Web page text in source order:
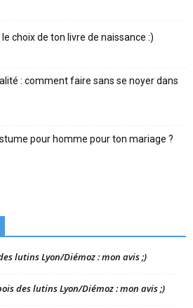
choix de ton livre de naissance :)
: comment faire sans se noyer dans
pour homme pour ton mariage ?
lutins Lyon/Diémoz : mon avis ;)
des lutins Lyon/Diémoz : mon avis ;)